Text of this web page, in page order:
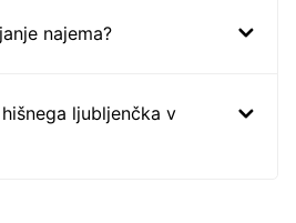
najema?
ljubljenčka v